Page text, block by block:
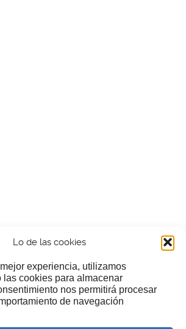
Lo de las cookies
experiencia, utilizamos
las cookies para almacenar
nos permitirá procesar
de navegación
cafecillo?